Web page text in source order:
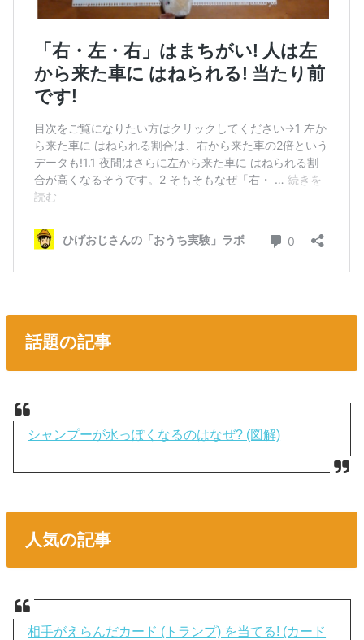
話題の記事
シャンプーが水っぽくなるのはなぜ? (図解)
人気の記事
相手がえらんだカード (トランプ) を当てる! (カード